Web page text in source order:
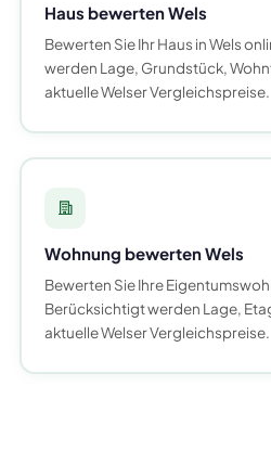
Haus bewerten Wels
Bewerten Sie Ihr Haus in Wels
werden Lage, Grundstück,
aktuelle Welser Vergleichspreise.
Wohnung bewerten Wels
Bewerten Sie Ihre
Berücksichtigt werden Lage,
aktuelle Welser Vergleichspreise.